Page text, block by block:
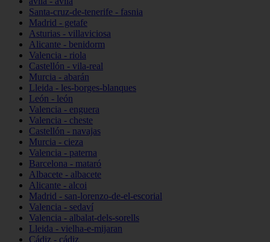
Santa-cruz-de-tenerife - fasnia
Madrid - getafe
Asturias - villaviciosa
Alicante - benidorm
Valencia - riola
Castellón - vila-real
Murcia - abarán
Lleida - les-borges-blanques
León - león
Valencia - enguera
Valencia - cheste
Castellón - navajas
Murcia - cieza
Valencia - paterna
Barcelona - mataró
Albacete - albacete
Alicante - alcoi
Madrid - san-lorenzo-de-el-escorial
Valencia - sedaví
Valencia - albalat-dels-sorells
Lleida - vielha-e-mijaran
Cádiz - cádiz